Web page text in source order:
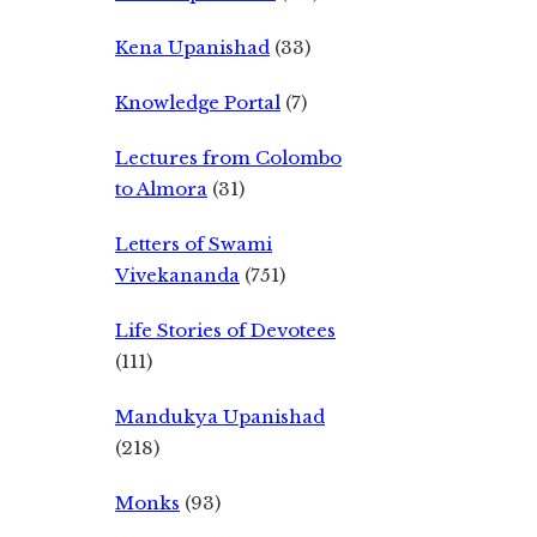
Kena Upanishad (33)
Knowledge Portal (7)
Lectures from Colombo
to Almora (31)
Letters of Swami
Vivekananda (751)
Life Stories of Devotees
(111)
Mandukya Upanishad
(218)
Monks (93)